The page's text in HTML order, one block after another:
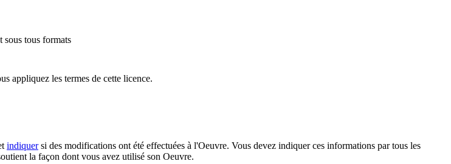
tous formats
appliquez les termes de cette licence.
indiquersi des modifications ont été effectuées à l'Oeuvre. Vous devez indiquer ces informations par tous les
la façon dont vous avez utilisé son Oeuvre.